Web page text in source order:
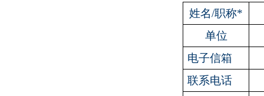
姓名/职称*
单位
电子信箱
联系电话